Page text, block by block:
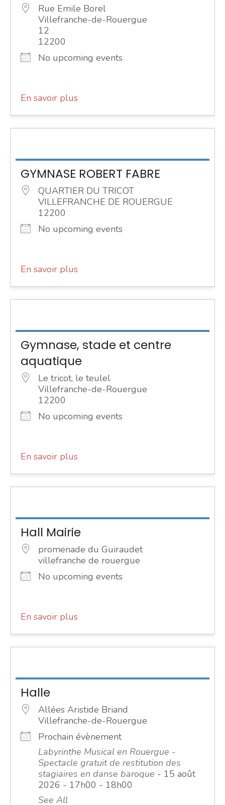
Rue Emile Borel
Villefranche-de-Rouergue
12
12200
No upcoming events
En savoir plus
GYMNASE ROBERT FABRE
QUARTIER DU TRICOT
VILLEFRANCHE DE ROUERGUE
12200
No upcoming events
En savoir plus
Gymnase, stade et centre
aquatique
Le tricot, le teulel
Villefranche-de-Rouergue
12200
No upcoming events
En savoir plus
Hall Mairie
promenade du Guiraudet
villefranche de rouergue
No upcoming events
En savoir plus
Halle
Allées Aristide Briand
Villefranche-de-Rouergue
Prochain évènement
Labyrinthe Musical en Rouergue -
Spectacle gratuit de restitution des
stagiaires en danse baroque - 15 août
2026 - 17h00 - 18h00
See All